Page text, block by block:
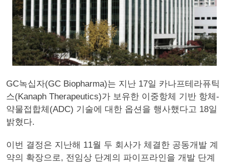
GC녹십자(GC Biopharma)는 지난 17일 카나프테라퓨틱
스(Kanaph Therapeutics)가 보유한 이중항체 기반 항체-
약물접합체(ADC) 기술에 대한 옵션을 행사했다고 18일
밝혔다.
이번 결정은 지난해 11월 두 회사가 체결한 공동개발 계
약의 확장으로, 전임상 단계의 파이프라인을 개발 단계